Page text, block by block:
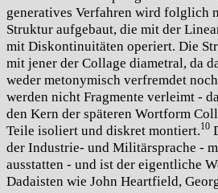
generatives Verfahren wird folglich
Struktur aufgebaut, die mit der
mit Diskontinuitäten operiert. Die
mit jener der Collage diametral, da
weder metonymisch verfremdet
werden nicht Fragmente verleimt -
den Kern der späteren Wortform
Teile isoliert und diskret montiert.10
der Industrie- und Militärsprache -
ausstatten - und ist der eigentliche
Dadaisten wie John Heartfield,